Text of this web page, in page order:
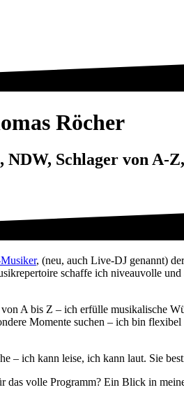
Röcher
Schlager von A-
, (neu, auch Live-DJ genannt)
schaffe ich niveauvolle
A bis Z – ich erfülle musikalische
Momente suchen – ich bin
– ich kann leise, ich kann laut. Sie
volle Programm? Ein Blick in